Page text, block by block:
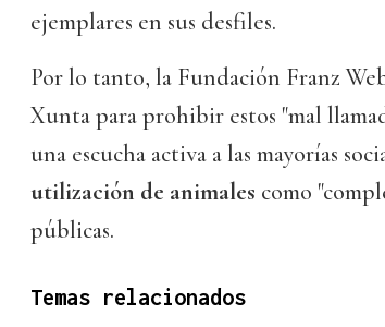
ejemplares en sus desfiles.
Por lo tanto, la Fundación Franz
Xunta para prohibir estos "mal
una escucha activa a las mayorías
utilización de animales como
públicas.
Temas relacionados